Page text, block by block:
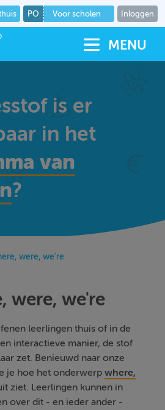
PO Voor scholen Inloggen
MENU
is er
in het
van
?
were, we're
were, we're
leerlingen thuis of in de
interactieve manier, de stof
zet. Benieuwd naar onze
je hoe het onderwerp where,
ziet. Leerlingen kunnen in
over dit - en ieder ander -